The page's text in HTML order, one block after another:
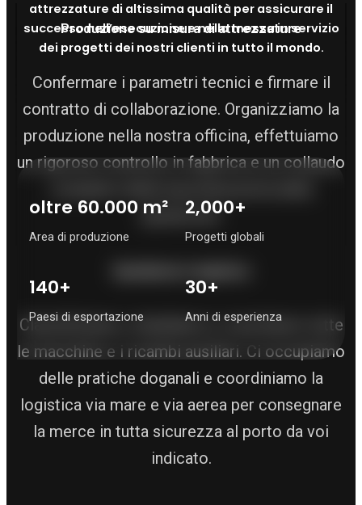
attrezzature di altissima qualità per assicurare il
successo nell’esecuzione e nella messa in servizio
dei progetti dei nostri clienti in tutto il mondo.
oltre 60.000 m²
Area di produzione
2,000+
Progetti globali
140+
Paesi di esportazione
30+
Anni di esperienza
Produzione su misura di attrezzature
Confermare i parametri tecnici e firmare il
contratto di collaborazione. Organizziamo la
produzione nella nostra officina, effettuiamo
un rigoroso controllo in fabbrica e un collaudo
spedizione.
Classifichiamo, imballiamo e carichiamo tutte
le macchine e i ricambi ausiliari. Ci occupiamo
delle pratiche doganali e coordiniamo la
logistica via mare e via aerea per consegnare
la merce in tutta sicurezza al porto da voi
indicato.